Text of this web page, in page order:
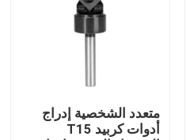
متعدد الشخصية إدراج
أدوات كربيد T15